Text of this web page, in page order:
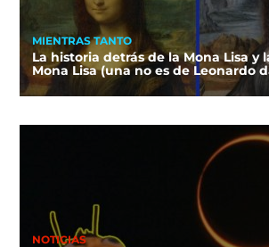
MIENTRAS TANTO
La historia detrás de la Mona Lisa y
Mona Lisa (una no es de Leonardo
NOTICIAS